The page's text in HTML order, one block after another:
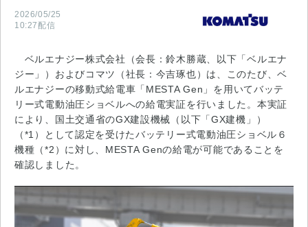
2026/05/25
10:27 配信
ベルエナジー株式会社（会長：鈴木勝蔵、以下「ベルエナ
ジー」）およびコマツ（社長：今吉琢也）は、このたび、ベ
ルエナジーの移動式給電車「MESTA Gen」を用いてバッテ
リー式電動油圧ショベルへの給電実証を行いました。本実証
により、国土交通省のGX建設機械（以下「GX建機」）
（*1）として認定を受けたバッテリー式電動油圧ショベル６
機種（*2）に対し、MESTA Genの給電が可能であることを
確認しました。